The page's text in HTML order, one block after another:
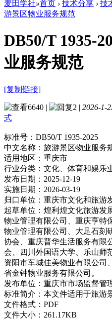
麦田学社»首页 › 技术分享 › 技
游景区物业服务规范
DB50/T 1935-
业服务规范
[复制链接]
6640 | 2 | 2026-1-
式
标准号： DB50/T 1935-2025
中文名称： 旅游景区物业服务
适用地区： 重庆市
行业分类： 文化、体育和娱乐
发布日期： 2025-12-19
实施日期： 2026-03-19
归口单位： 重庆市文化和旅游
起草单位： 煌利煌文化旅游发
物业管理有限公司、重庆亨特
物业管理有限公司、大足石刻
协会、重庆普华生活服务有限
会、四川外国语大学、乐山师
资阳市车城佳美物业有限公司
省金钟物业服务有限公司。
发布单位： 重庆市市场监督管
标准简介： 本文件适用于旅游
文件格式： PDF
文件大小： 261.17KB